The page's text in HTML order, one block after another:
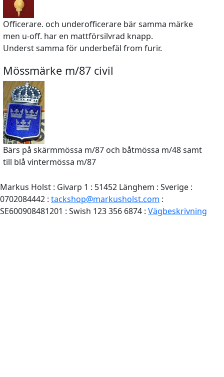
Officerare. och underofficerare bär samma märke
men u-off. har en mattförsilvrad knapp.
Underst samma för underbefäl from furir.
Mössmärke m/87 civil
Bärs på skärmmössa m/87 och båtmössa m/48 samt
till blå vintermössa m/87
Markus Holst : Givarp 1 : 51452 Länghem : Sverige :
0702084442 : tackshop@markusholst.com :
SE600908481201 : Swish 123 356 6874 : Vägbeskrivning